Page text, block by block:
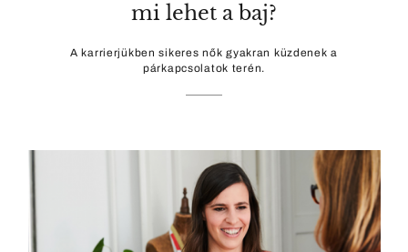
mi lehet a baj?
A karrierjükben sikeres nők gyakran küzdenek a
párkapcsolatok terén.